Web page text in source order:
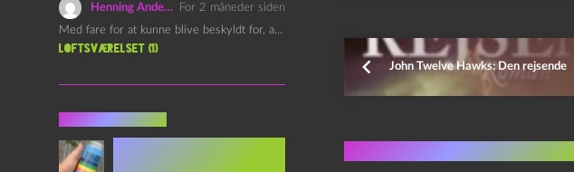
John Twelve Hawks: Den rejsende
Henning Andersen
For 2 måneder siden
Med fare for at kunne blive beskyldt for, at være…
Loftsværelset (1)